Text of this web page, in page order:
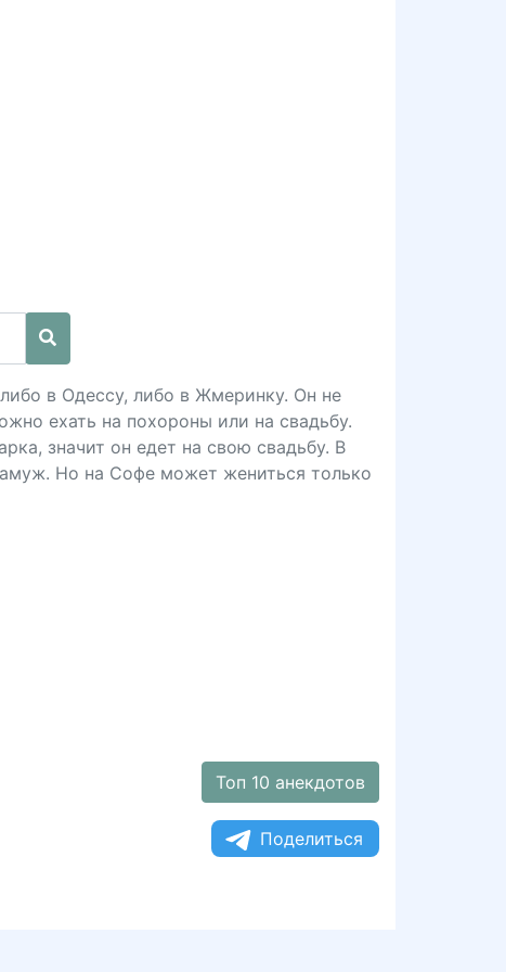
в Одессу, либо в Жмеринку. Он не
ехать на похороны или на свадьбу.
значит он едет на свою свадьбу. В
Но на Софе может жениться только
Топ 10 анекдотов
Поделиться